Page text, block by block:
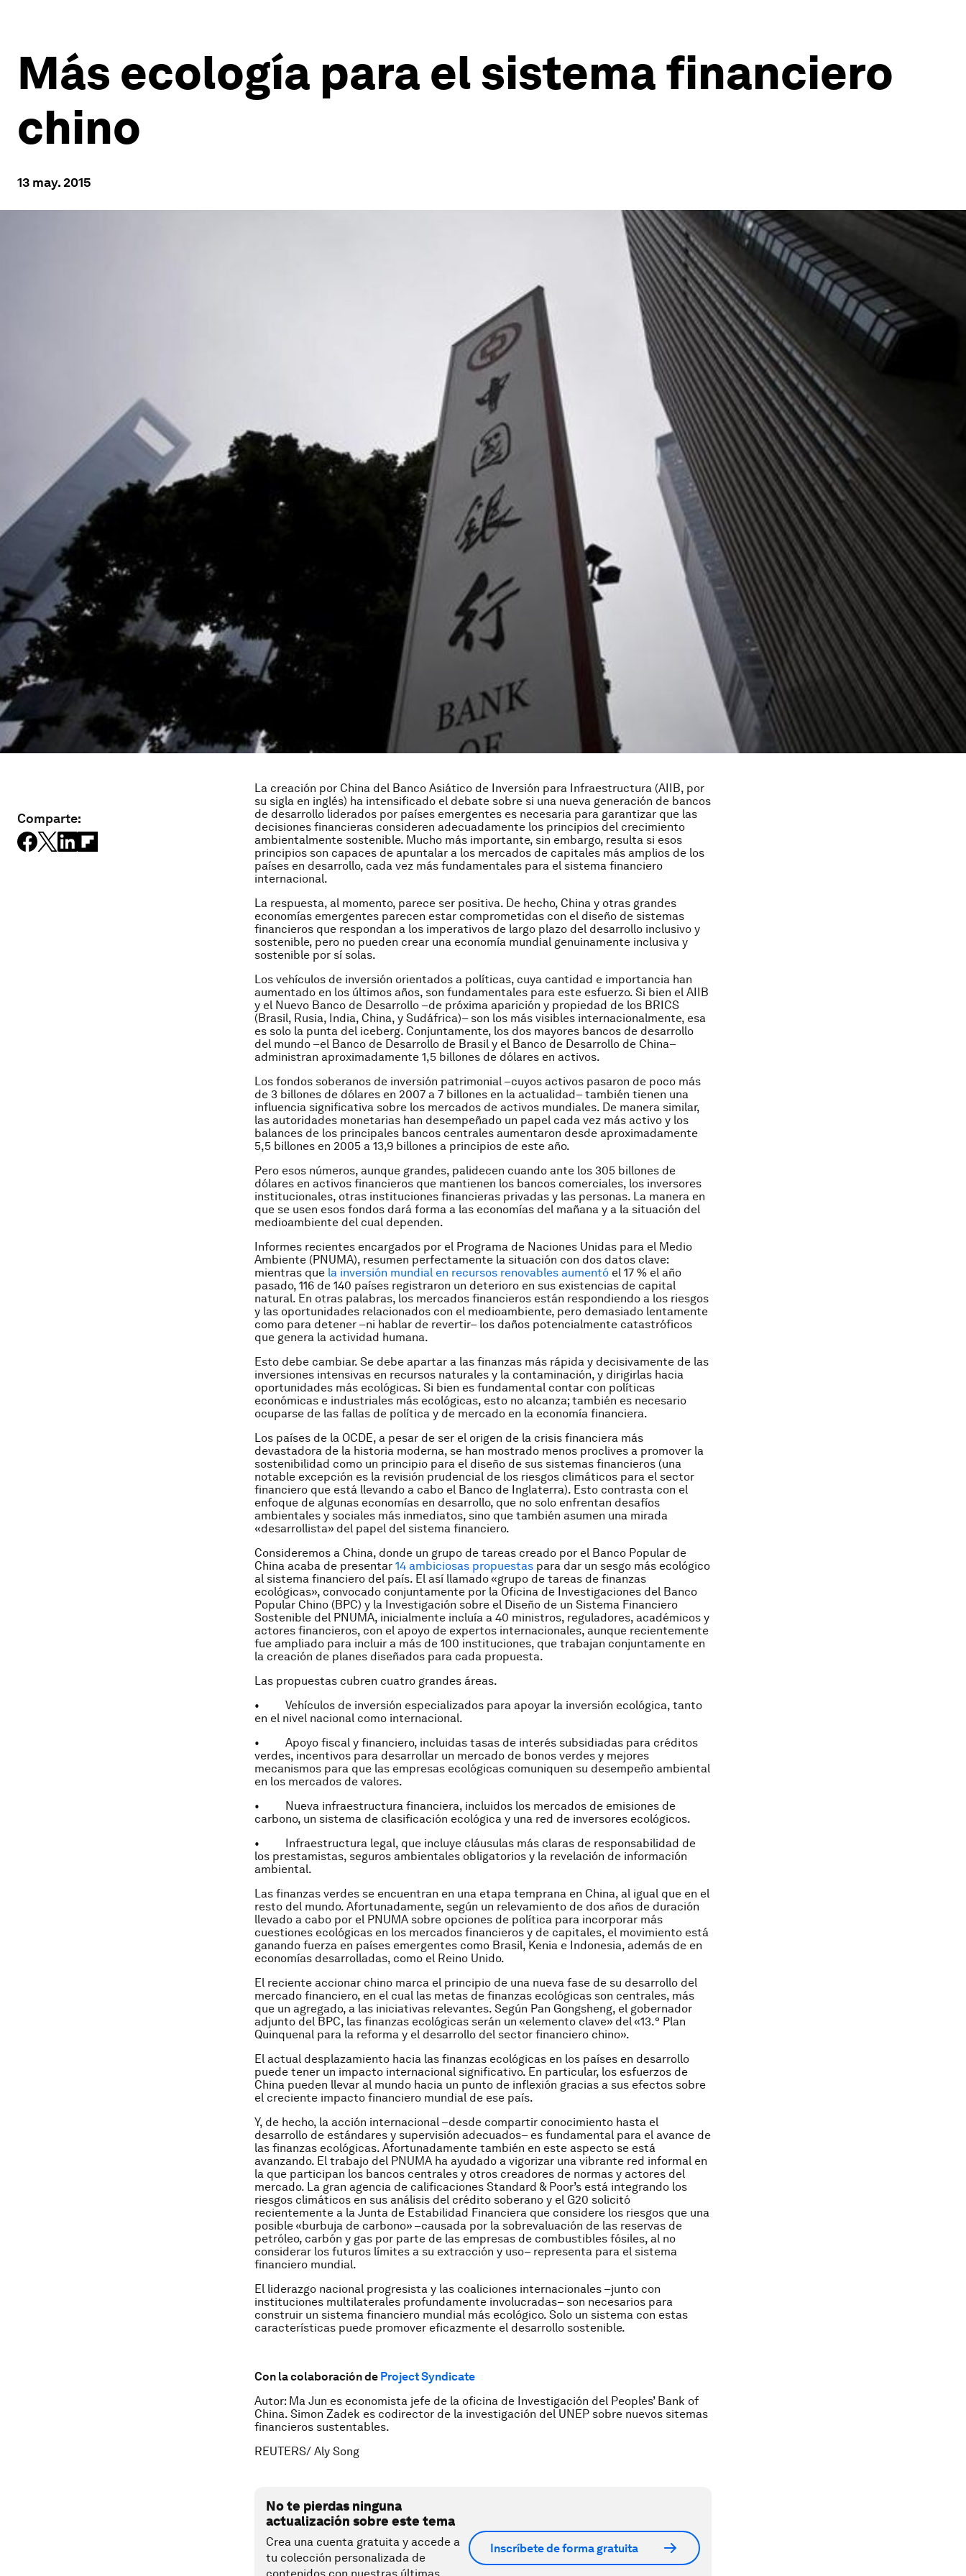
Más ecología para el sistema financiero
chino
13 may. 2015
Comparte:
La creación por China del Banco Asiático de Inversión para Infraestructura (AIIB, por
su sigla en inglés) ha intensificado el debate sobre si una nueva generación de bancos
de desarrollo liderados por países emergentes es necesaria para garantizar que las
decisiones financieras consideren adecuadamente los principios del crecimiento
ambientalmente sostenible. Mucho más importante, sin embargo, resulta si esos
principios son capaces de apuntalar a los mercados de capitales más amplios de los
países en desarrollo, cada vez más fundamentales para el sistema financiero
internacional.
La respuesta, al momento, parece ser positiva. De hecho, China y otras grandes
economías emergentes parecen estar comprometidas con el diseño de sistemas
financieros que respondan a los imperativos de largo plazo del desarrollo inclusivo y
sostenible, pero no pueden crear una economía mundial genuinamente inclusiva y
sostenible por sí solas.
Los vehículos de inversión orientados a políticas, cuya cantidad e importancia han
aumentado en los últimos años, son fundamentales para este esfuerzo. Si bien el AIIB
y el Nuevo Banco de Desarrollo –de próxima aparición y propiedad de los BRICS
(Brasil, Rusia, India, China, y Sudáfrica)– son los más visibles internacionalmente, esa
es solo la punta del iceberg. Conjuntamente, los dos mayores bancos de desarrollo
del mundo –el Banco de Desarrollo de Brasil y el Banco de Desarrollo de China–
administran aproximadamente 1,5 billones de dólares en activos.
Los fondos soberanos de inversión patrimonial –cuyos activos pasaron de poco más
de 3 billones de dólares en 2007 a 7 billones en la actualidad– también tienen una
influencia significativa sobre los mercados de activos mundiales. De manera similar,
las autoridades monetarias han desempeñado un papel cada vez más activo y los
balances de los principales bancos centrales aumentaron desde aproximadamente
5,5 billones en 2005 a 13,9 billones a principios de este año.
Pero esos números, aunque grandes, palidecen cuando ante los 305 billones de
dólares en activos financieros que mantienen los bancos comerciales, los inversores
institucionales, otras instituciones financieras privadas y las personas. La manera en
que se usen esos fondos dará forma a las economías del mañana y a la situación del
medioambiente del cual dependen.
Informes recientes encargados por el Programa de Naciones Unidas para el Medio
Ambiente (PNUMA), resumen perfectamente la situación con dos datos clave:
mientras que la inversión mundial en recursos renovables aumentó el 17 % el año
pasado, 116 de 140 países registraron un deterioro en sus existencias de capital
natural. En otras palabras, los mercados financieros están respondiendo a los riesgos
y las oportunidades relacionados con el medioambiente, pero demasiado lentamente
como para detener –ni hablar de revertir– los daños potencialmente catastróficos
que genera la actividad humana.
Esto debe cambiar. Se debe apartar a las finanzas más rápida y decisivamente de las
inversiones intensivas en recursos naturales y la contaminación, y dirigirlas hacia
oportunidades más ecológicas. Si bien es fundamental contar con políticas
económicas e industriales más ecológicas, esto no alcanza; también es necesario
ocuparse de las fallas de política y de mercado en la economía financiera.
Los países de la OCDE, a pesar de ser el origen de la crisis financiera más
devastadora de la historia moderna, se han mostrado menos proclives a promover la
sostenibilidad como un principio para el diseño de sus sistemas financieros (una
notable excepción es la revisión prudencial de los riesgos climáticos para el sector
financiero que está llevando a cabo el Banco de Inglaterra). Esto contrasta con el
enfoque de algunas economías en desarrollo, que no solo enfrentan desafíos
ambientales y sociales más inmediatos, sino que también asumen una mirada
«desarrollista» del papel del sistema financiero.
Consideremos a China, donde un grupo de tareas creado por el Banco Popular de
China acaba de presentar 14 ambiciosas propuestas para dar un sesgo más ecológico
al sistema financiero del país. El así llamado «grupo de tareas de finanzas
ecológicas», convocado conjuntamente por la Oficina de Investigaciones del Banco
Popular Chino (BPC) y la Investigación sobre el Diseño de un Sistema Financiero
Sostenible del PNUMA, inicialmente incluía a 40 ministros, reguladores, académicos y
actores financieros, con el apoyo de expertos internacionales, aunque recientemente
fue ampliado para incluir a más de 100 instituciones, que trabajan conjuntamente en
la creación de planes diseñados para cada propuesta.
Las propuestas cubren cuatro grandes áreas.
• Vehículos de inversión especializados para apoyar la inversión ecológica, tanto
en el nivel nacional como internacional.
• Apoyo fiscal y financiero, incluidas tasas de interés subsidiadas para créditos
verdes, incentivos para desarrollar un mercado de bonos verdes y mejores
mecanismos para que las empresas ecológicas comuniquen su desempeño ambiental
en los mercados de valores.
• Nueva infraestructura financiera, incluidos los mercados de emisiones de
carbono, un sistema de clasificación ecológica y una red de inversores ecológicos.
• Infraestructura legal, que incluye cláusulas más claras de responsabilidad de
los prestamistas, seguros ambientales obligatorios y la revelación de información
ambiental.
Las finanzas verdes se encuentran en una etapa temprana en China, al igual que en el
resto del mundo. Afortunadamente, según un relevamiento de dos años de duración
llevado a cabo por el PNUMA sobre opciones de política para incorporar más
cuestiones ecológicas en los mercados financieros y de capitales, el movimiento está
ganando fuerza en países emergentes como Brasil, Kenia e Indonesia, además de en
economías desarrolladas, como el Reino Unido.
El reciente accionar chino marca el principio de una nueva fase de su desarrollo del
mercado financiero, en el cual las metas de finanzas ecológicas son centrales, más
que un agregado, a las iniciativas relevantes. Según Pan Gongsheng, el gobernador
adjunto del BPC, las finanzas ecológicas serán un «elemento clave» del «13.° Plan
Quinquenal para la reforma y el desarrollo del sector financiero chino».
El actual desplazamiento hacia las finanzas ecológicas en los países en desarrollo
puede tener un impacto internacional significativo. En particular, los esfuerzos de
China pueden llevar al mundo hacia un punto de inflexión gracias a sus efectos sobre
el creciente impacto financiero mundial de ese país.
Y, de hecho, la acción internacional –desde compartir conocimiento hasta el
desarrollo de estándares y supervisión adecuados– es fundamental para el avance de
las finanzas ecológicas. Afortunadamente también en este aspecto se está
avanzando. El trabajo del PNUMA ha ayudado a vigorizar una vibrante red informal en
la que participan los bancos centrales y otros creadores de normas y actores del
mercado. La gran agencia de calificaciones Standard & Poor’s está integrando los
riesgos climáticos en sus análisis del crédito soberano y el G20 solicitó
recientemente a la Junta de Estabilidad Financiera que considere los riesgos que una
posible «burbuja de carbono» –causada por la sobrevaluación de las reservas de
petróleo, carbón y gas por parte de las empresas de combustibles fósiles, al no
considerar los futuros límites a su extracción y uso– representa para el sistema
financiero mundial.
El liderazgo nacional progresista y las coaliciones internacionales –junto con
instituciones multilaterales profundamente involucradas– son necesarios para
construir un sistema financiero mundial más ecológico. Solo un sistema con estas
características puede promover eficazmente el desarrollo sostenible.
Con la colaboración de Project Syndicate
Autor: Ma Jun es economista jefe de la oficina de Investigación del Peoples’ Bank of
China. Simon Zadek es codirector de la investigación del UNEP sobre nuevos sitemas
financieros sustentables.
REUTERS/ Aly Song
No te pierdas ninguna
actualización sobre este tema
Crea una cuenta gratuita y accede a
tu colección personalizada de
Inscríbete de forma gratuita